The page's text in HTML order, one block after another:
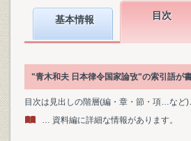
基本情報 目次
"青木和夫 日本律令国家論攷"の索引語が
目次は見出しの階層(編・章・節・項…など
… 資料編に詳細な情報があります。